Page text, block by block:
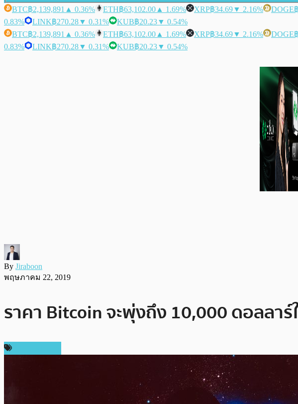
BTC฿2,139,891 ▲ 0.36% ETH฿63,102.00 ▲ 1.69% XRP฿34.69▼ 2.16% DOGE
0.83%
LINK฿270.28▼ 0.31% KUB฿20.23▼ 0.54%
BTC฿2,139,891 ▲ 0.36% ETH฿63,102.00 ▲ 1.69% XRP฿34.69▼ 2.16% DOGE
0.83%
LINK฿270.28▼ 0.31% KUB฿20.23▼ 0.54%
By Jiraboon
พฤษภาคม 22, 2019
ราคา Bitcoin จะพุ่งถึง 10,000 ดอลลา